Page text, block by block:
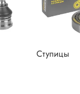
Ступицы